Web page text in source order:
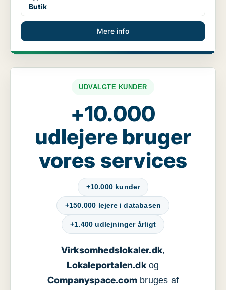
Butik
Mere info
UDVALGTE KUNDER
+10.000
udlejere bruger
vores services
+10.000 kunder
+150.000 lejere i databasen
+1.400 udlejninger årligt
Virksomhedslokaler.dk,
Lokaleportalen.dkog
Companyspace.com bruges af